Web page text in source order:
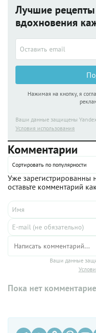
Лучшие
вдохновения
Нажимая на кнопку, я
Ваши данные защищены
Условия использования
Комментарии
Сортировать по популярности
Уже зарегистрированны
оставьте комментарий
Ваши данные
Пока нет